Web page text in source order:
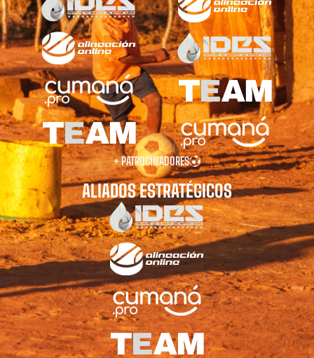
+ PATROCINADORES
ALIADOS ESTRATÉGICOS